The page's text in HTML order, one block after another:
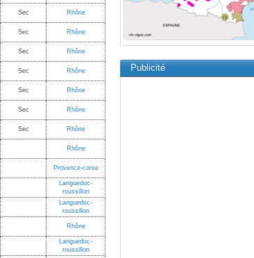
Sec Rhône
Sec Rhône
Sec Rhône
Sec Rhône
Sec Rhône
Sec Rhône
Sec Rhône
Rhône
Provence-corse
Languedoc-
roussillon
Languedoc-
roussillon
Rhône
Languedoc-
roussillon
Publicité